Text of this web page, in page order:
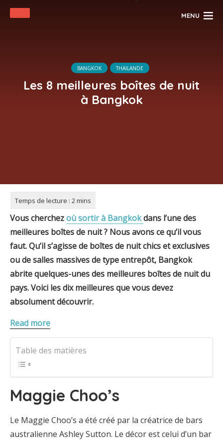
MENU
BANGKOK THAILANDE
Les 8 meilleures boîtes de nuit
à Bangkok
Vous cherchezoù sortir à Bangkokdans l’une des
meilleures boîtes de nuit ? Nous avons ce qu’il vous
faut. Qu’il s’agisse de boîtes de nuit chics et exclusives
ou de salles massives de type entrepôt, Bangkok
abrite quelques-unes des meilleures boîtes de nuit du
pays. Voici les dix meilleures que vous devez
absolument découvrir.
Read more
Table des matières
Maggie Choo’s
Le Maggie Choo’s a été créé par la créatrice de bars
australienne Ashley Sutton. Le décor est celui d’un bar